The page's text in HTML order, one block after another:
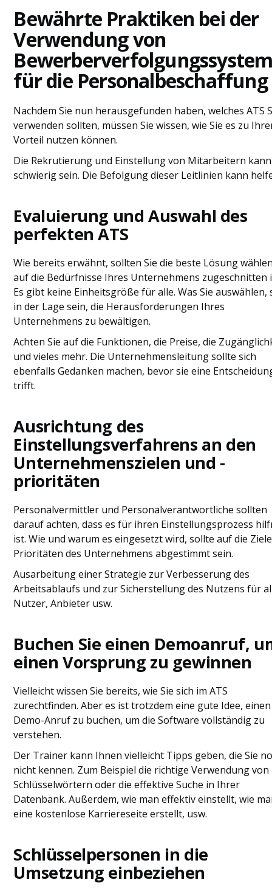
Bewährte Praktiken bei der
Verwendung von
für die Personalbeschaffung
Nachdem Sie nun herausgefunden haben, welches ATS
verwenden sollten, müssen Sie wissen, wie Sie es zu
Vorteil nutzen können.
Die Rekrutierung und Einstellung von Mitarbeitern kann
schwierig sein. Die Befolgung dieser Leitlinien kann
Evaluierung und Auswahl des
perfekten ATS
Wie bereits erwähnt, sollten Sie die beste Lösung
auf die Bedürfnisse Ihres Unternehmens zugeschnitten
Es gibt keine Einheitsgröße für alle. Was Sie auswählen,
in der Lage sein, die Herausforderungen Ihres
Unternehmens zu bewältigen.
Achten Sie auf die Funktionen, die Preise, die
und vieles mehr. Die Unternehmensleitung sollte sich
ebenfalls Gedanken machen, bevor sie eine
trifft.
Ausrichtung des
Einstellungsverfahrens an den
Unternehmenszielen und -
prioritäten
Personalvermittler und Personalverantwortliche sollten
darauf achten, dass es für ihren Einstellungsprozess
ist. Wie und warum es eingesetzt wird, sollte auf die
Prioritäten des Unternehmens abgestimmt sein.
Ausarbeitung einer Strategie zur Verbesserung des
Arbeitsablaufs und zur Sicherstellung des Nutzens für
Nutzer, Anbieter usw.
Buchen Sie einen Demoanruf,
einen Vorsprung zu gewinnen
Vielleicht wissen Sie bereits, wie Sie sich im ATS
zurechtfinden. Aber es ist trotzdem eine gute Idee, einen
Demo-Anruf zu buchen, um die Software vollständig zu
verstehen.
Der Trainer kann Ihnen vielleicht Tipps geben, die Sie
nicht kennen. Zum Beispiel die richtige Verwendung von
Schlüsselwörtern oder die effektive Suche in Ihrer
Datenbank. Außerdem, wie man effektiv einstellt, wie
eine kostenlose Karriereseite erstellt, usw.
Schlüsselpersonen in die
Umsetzung einbeziehen